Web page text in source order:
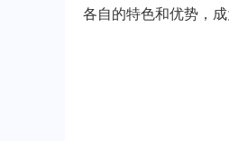
各自的特色和优势，成